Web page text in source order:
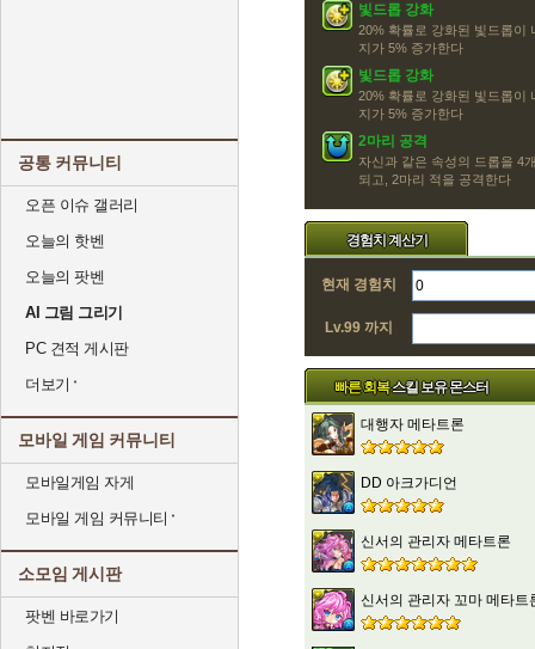
공통 커뮤니티
오픈 이슈 갤러리
오늘의 핫벤
오늘의 팟벤
AI 그림 그리기
PC 견적 게시판
더보기
모바일 게임 커뮤니티
모바일게임 자게
모바일 게임 커뮤니티
소모임 게시판
팟벤 바로가기
빛드롭 강화
20% 확률로 강화된 빛드롭이
지가 5% 증가한다
빛드롭 강화
20% 확률로 강화된 빛드롭이
지가 5% 증가한다
2마리 공격
자신과 같은 속성의 드롭을 4
되고, 2마리 적을 공격한다
경험치 계산기
현재 경험치
Lv.99 까지
빠른 회복스킬 보유 몬스터
대행자 메타트론
DD 아크가디언
신서의 관리자 메타트론
신서의 관리자 꼬마 메타트